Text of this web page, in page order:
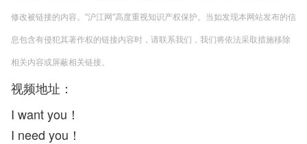
修改被链接的内容。"沪江网"高度重视知识产权保护。当如发现本网站发布的信
息包含有侵犯其著作权的链接内容时，请联系我们，我们将依法采取措施移除
相关内容或屏蔽相关链接。
视频地址：
I want you！
I need you！